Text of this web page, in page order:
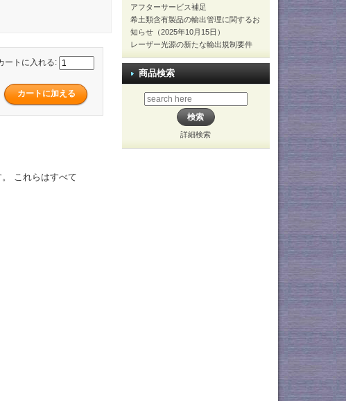
ートに入れる:
これらはすべて
アフターサービス補足
希土類含有製品の輸出管理に関するお
知らせ（2025年10月15日）
レーザー光源の新たな輸出規制要件
商品検索
詳細検索